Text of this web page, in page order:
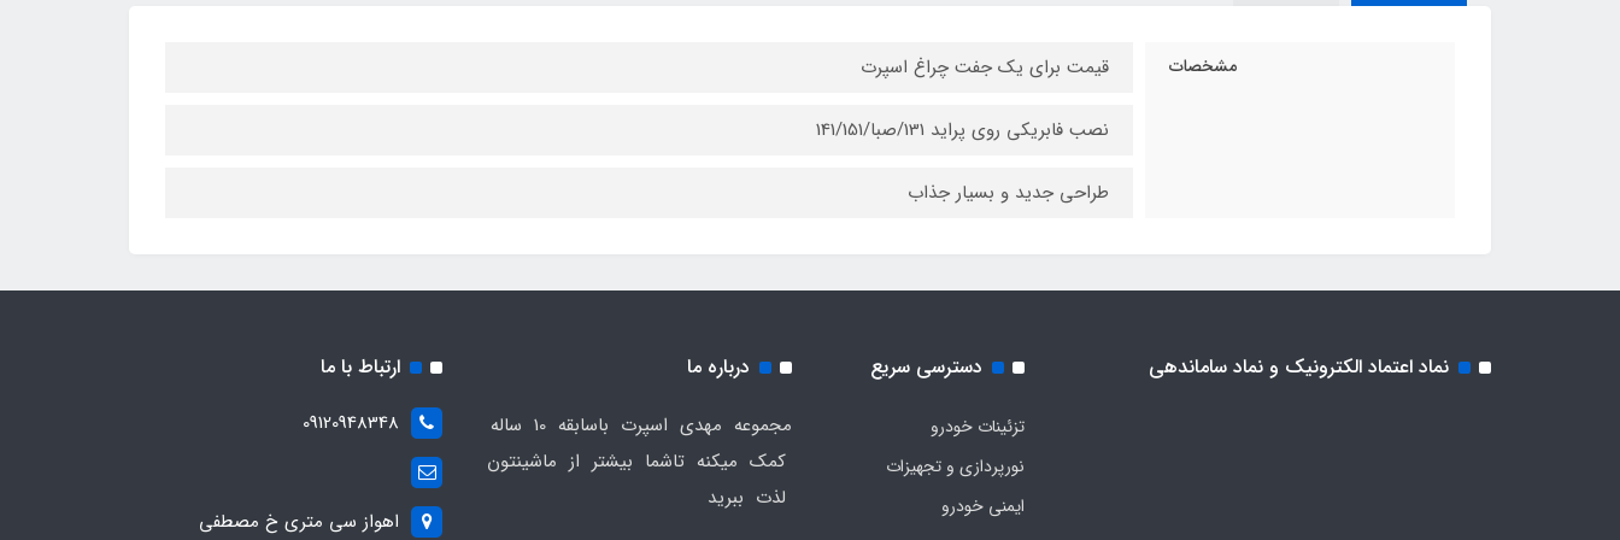
مشخصات قیمت برای یک جفت چراغ اسپرت
نصب فابریکی روی پراید 131/صبا/141/151
طراحی جدید و بسیار جذاب
نماد اعتماد الکترونیک و نماد ساماندهی دسترسی سریع
تزئینات خودرو
نورپردازی و تجهیزات
ایمنی خودرو
درباره ما
مجموعه مهدی اسپرت باسابقه 10 ساله
کمک میکنه تاشما بیشتر از ماشینتون
لذت ببرید
ارتباط با ما
09120948348
اهواز سی متری خ مصطفی